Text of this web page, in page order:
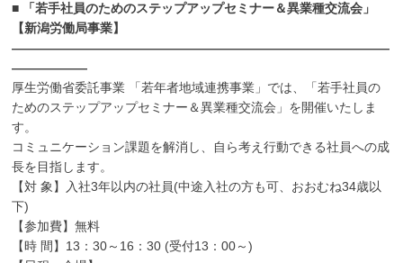
■ 「若手社員のためのステップアップセミナー＆異業種交流会」
【新潟労働局事業】
――――――――――――――――――――――――――――――
――――――
厚生労働省委託事業 「若年者地域連携事業」では、「若手社員の
ためのステップアップセミナー＆異業種交流会」を開催いたしま
す。
コミュニケーション課題を解消し、自ら考え行動できる社員への成
長を目指します。
【対 象】入社3年以内の社員(中途入社の方も可、おおむね34歳以
下)
【参加費】無料
【時 間】13：30～16：30 (受付13：00～)